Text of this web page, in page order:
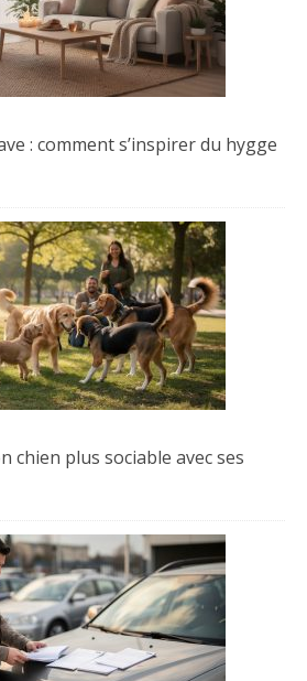
: comment s’inspirer du hygge
chien plus sociable avec ses